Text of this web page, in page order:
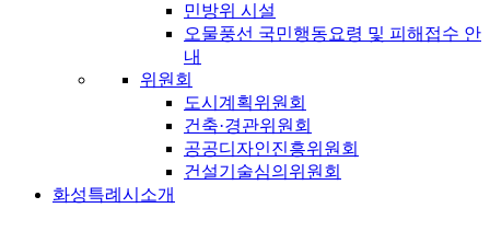
민방위 시설
오물풍선 국민행동요령 및 피해접수 안
내
위원회
도시계획위원회
건축·경관위원회
공공디자인진흥위원회
건설기술심의위원회
화성특례시소개